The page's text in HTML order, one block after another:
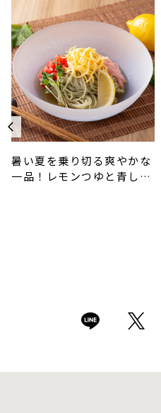
暑い夏を乗り切る爽やかな
一品！レモンつゆと青しそ